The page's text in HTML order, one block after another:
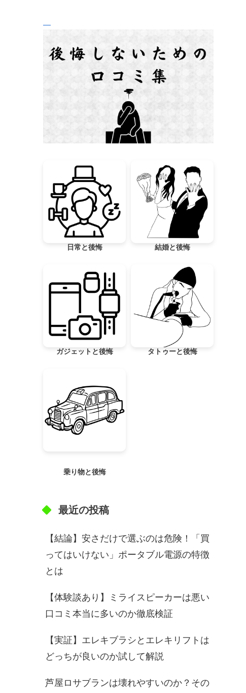
日常と後悔 結婚と後悔
ガジェットと後悔 タトゥーと後悔
乗り物と後悔
最近の投稿
【結論】安さだけで選ぶのは危険！「買
ってはいけない」ポータブル電源の特徴
とは
【体験談あり】ミライスピーカーは悪い
口コミ本当に多いのか徹底検証
【実証】エレキブラシとエレキリフトは
どっちが良いのか試して解説
芦屋ロサブランは壊れやすいのか？その